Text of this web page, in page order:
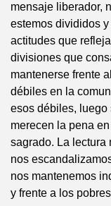
mensaje liberador,
estemos divididos
actitudes que
divisiones que
mantenerse frente
débiles en la
esos débiles, luego
merecen la pena
sagrado. La lectura
nos
nos mantenemos
y frente a los